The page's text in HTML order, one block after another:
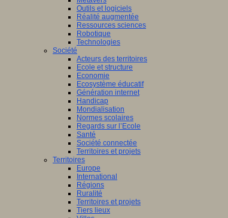
Outils et logiciels
Réalité augmentée
Ressources sciences
Robotique
Technologies
Société
Acteurs des territoires
Ecole et structure
Economie
Ecosystème éducatif
Génération internet
Handicap
Mondialisation
Normes scolaires
Regards sur l’Ecole
Santé
Société connectée
Territoires et projets
Territoires
Europe
International
Régions
Ruralité
Territoires et projets
Tiers lieux